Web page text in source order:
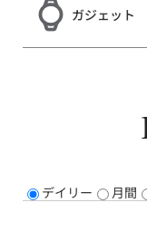
ガジェット
デイリー 月間